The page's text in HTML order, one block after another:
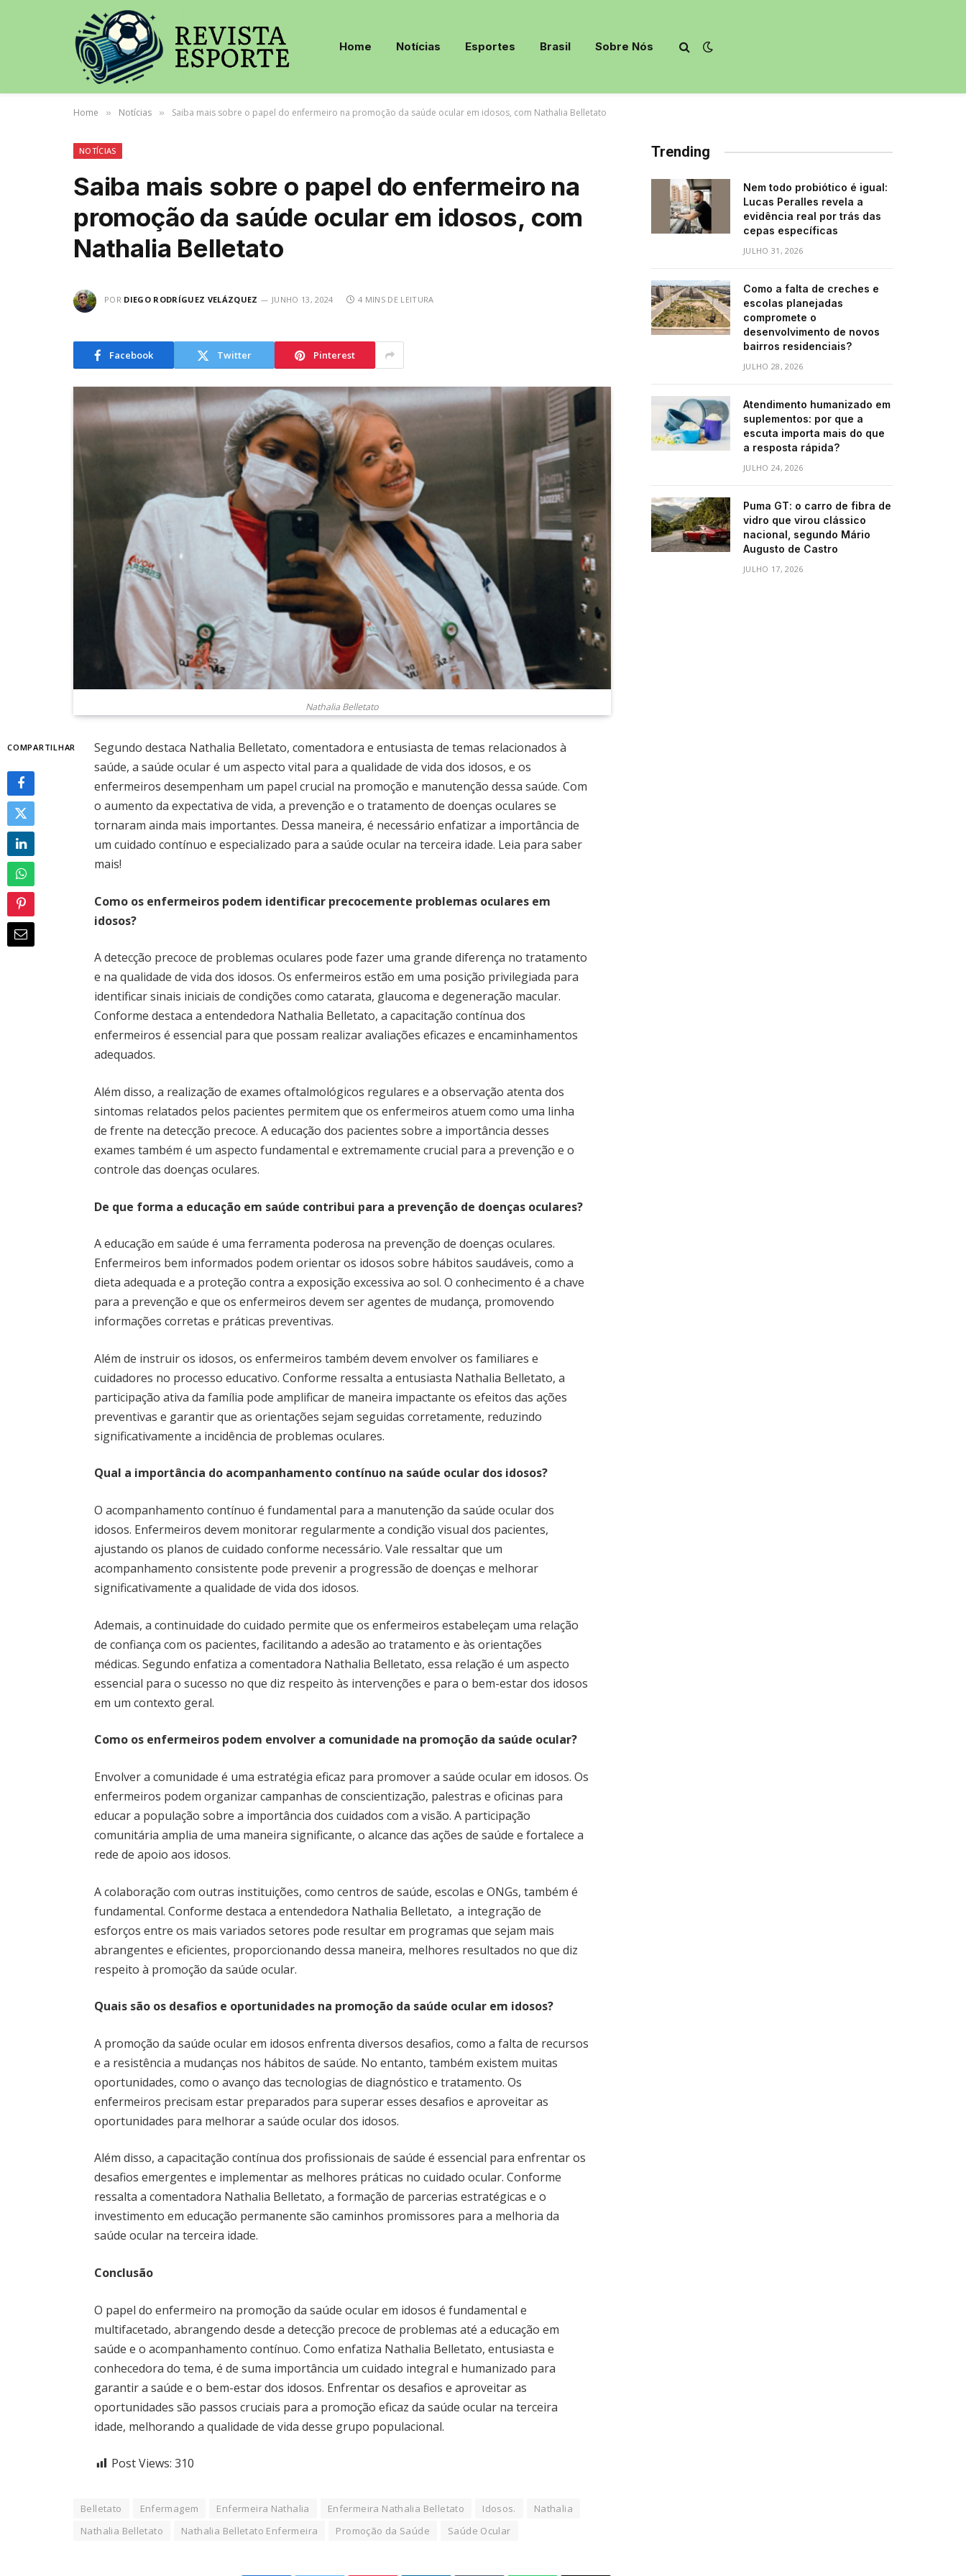
Home Notícias Esportes Brasil Sobre Nós
Home » Notícias » Saiba mais sobre o papel do enfermeiro na promoção da saúde ocular em idosos, com Nathalia Belletato
NOTÍCIAS
Saiba mais sobre o papel do enfermeiro na
promoção da saúde ocular em idosos, com
Nathalia Belletato
POR DIEGO RODRÍGUEZ VELÁZQUEZ JUNHO 13, 2024 4 MINS DE LEITURA
Facebook Twitter Pinterest
Nathalia Belletato
COMPARTILHAR
Segundo destaca Nathalia Belletato, comentadora e entusiasta de temas relacionados à
saúde, a saúde ocular é um aspecto vital para a qualidade de vida dos idosos, e os
enfermeiros desempenham um papel crucial na promoção e manutenção dessa saúde. Com
o aumento da expectativa de vida, a prevenção e o tratamento de doenças oculares se
tornaram ainda mais importantes. Dessa maneira, é necessário enfatizar a importância de
um cuidado contínuo e especializado para a saúde ocular na terceira idade. Leia para saber
mais!
Como os enfermeiros podem identificar precocemente problemas oculares em
idosos?
A detecção precoce de problemas oculares pode fazer uma grande diferença no tratamento
e na qualidade de vida dos idosos. Os enfermeiros estão em uma posição privilegiada para
identificar sinais iniciais de condições como catarata, glaucoma e degeneração macular.
Conforme destaca a entendedora Nathalia Belletato, a capacitação contínua dos
enfermeiros é essencial para que possam realizar avaliações eficazes e encaminhamentos
adequados.
Além disso, a realização de exames oftalmológicos regulares e a observação atenta dos
sintomas relatados pelos pacientes permitem que os enfermeiros atuem como uma linha
de frente na detecção precoce. A educação dos pacientes sobre a importância desses
exames também é um aspecto fundamental e extremamente crucial para a prevenção e o
controle das doenças oculares.
De que forma a educação em saúde contribui para a prevenção de doenças oculares?
A educação em saúde é uma ferramenta poderosa na prevenção de doenças oculares.
Enfermeiros bem informados podem orientar os idosos sobre hábitos saudáveis, como a
dieta adequada e a proteção contra a exposição excessiva ao sol. O conhecimento é a chave
para a prevenção e que os enfermeiros devem ser agentes de mudança, promovendo
informações corretas e práticas preventivas.
Além de instruir os idosos, os enfermeiros também devem envolver os familiares e
cuidadores no processo educativo. Conforme ressalta a entusiasta Nathalia Belletato, a
participação ativa da família pode amplificar de maneira impactante os efeitos das ações
preventivas e garantir que as orientações sejam seguidas corretamente, reduzindo
significativamente a incidência de problemas oculares.
Qual a importância do acompanhamento contínuo na saúde ocular dos idosos?
O acompanhamento contínuo é fundamental para a manutenção da saúde ocular dos
idosos. Enfermeiros devem monitorar regularmente a condição visual dos pacientes,
ajustando os planos de cuidado conforme necessário. Vale ressaltar que um
acompanhamento consistente pode prevenir a progressão de doenças e melhorar
significativamente a qualidade de vida dos idosos.
Ademais, a continuidade do cuidado permite que os enfermeiros estabeleçam uma relação
de confiança com os pacientes, facilitando a adesão ao tratamento e às orientações
médicas. Segundo enfatiza a comentadora Nathalia Belletato, essa relação é um aspecto
essencial para o sucesso no que diz respeito às intervenções e para o bem-estar dos idosos
em um contexto geral.
Como os enfermeiros podem envolver a comunidade na promoção da saúde ocular?
Envolver a comunidade é uma estratégia eficaz para promover a saúde ocular em idosos. Os
enfermeiros podem organizar campanhas de conscientização, palestras e oficinas para
educar a população sobre a importância dos cuidados com a visão. A participação
comunitária amplia de uma maneira significante, o alcance das ações de saúde e fortalece a
rede de apoio aos idosos.
A colaboração com outras instituições, como centros de saúde, escolas e ONGs, também é
fundamental. Conforme destaca a entendedora Nathalia Belletato, a integração de
esforços entre os mais variados setores pode resultar em programas que sejam mais
abrangentes e eficientes, proporcionando dessa maneira, melhores resultados no que diz
respeito à promoção da saúde ocular.
Quais são os desafios e oportunidades na promoção da saúde ocular em idosos?
A promoção da saúde ocular em idosos enfrenta diversos desafios, como a falta de recursos
e a resistência a mudanças nos hábitos de saúde. No entanto, também existem muitas
oportunidades, como o avanço das tecnologias de diagnóstico e tratamento. Os
enfermeiros precisam estar preparados para superar esses desafios e aproveitar as
oportunidades para melhorar a saúde ocular dos idosos.
Além disso, a capacitação contínua dos profissionais de saúde é essencial para enfrentar os
desafios emergentes e implementar as melhores práticas no cuidado ocular. Conforme
ressalta a comentadora Nathalia Belletato, a formação de parcerias estratégicas e o
investimento em educação permanente são caminhos promissores para a melhoria da
saúde ocular na terceira idade.
Conclusão
O papel do enfermeiro na promoção da saúde ocular em idosos é fundamental e
multifacetado, abrangendo desde a detecção precoce de problemas até a educação em
saúde e o acompanhamento contínuo. Como enfatiza Nathalia Belletato, entusiasta e
conhecedora do tema, é de suma importância um cuidado integral e humanizado para
garantir a saúde e o bem-estar dos idosos. Enfrentar os desafios e aproveitar as
oportunidades são passos cruciais para a promoção eficaz da saúde ocular na terceira
idade, melhorando a qualidade de vida desse grupo populacional.
Post Views: 310
Belletato Enfermagem Enfermeira Nathalia Enfermeira Nathalia Belletato Idosos.
Nathalia
Nathalia Belletato
Nathalia Belletato Enfermeira Promoção da Saúde Saúde Ocular
Trending
Nem todo probiótico é igual:
Lucas Peralles revela a
evidência real por trás das
cepas específicas
JULHO 31, 2026
Como a falta de creches e
escolas planejadas
compromete o
desenvolvimento de novos
bairros residenciais?
JULHO 28, 2026
Atendimento humanizado em
suplementos: por que a
escuta importa mais do que
a resposta rápida?
JULHO 24, 2026
Puma GT: o carro de fibra de
vidro que virou clássico
nacional, segundo Mário
Augusto de Castro
JULHO 17, 2026